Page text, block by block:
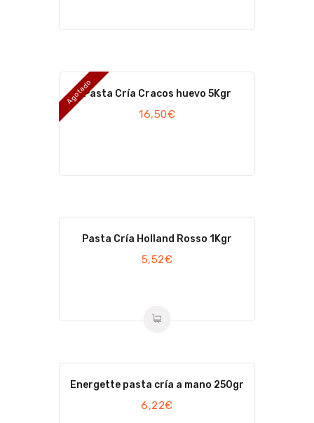
AgotadoPasta Cría Cracos huevo 5Kgr
16,50€
Pasta Cría Holland Rosso 1Kgr
5,52€
Energette pasta cría a mano 250gr
6,22€